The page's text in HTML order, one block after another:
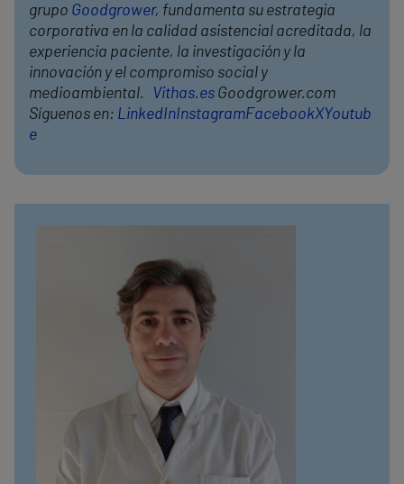
grupo Goodgrower, fundamenta su estrategia
corporativa en la calidad asistencial acreditada, la
experiencia paciente, la investigación y la
innovación y el compromiso social y
medioambiental.
Vithas.es Goodgrower.com
Síguenos en: LinkedInInstagramFacebookXYoutub
e